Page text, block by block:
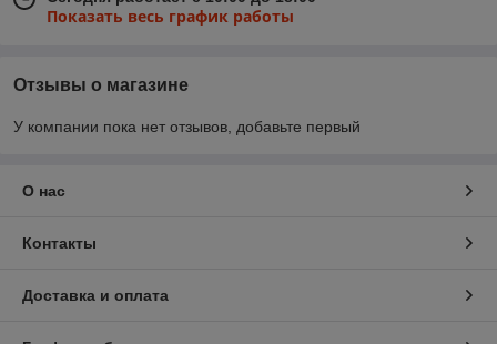
Показать весь график работы
Отзывы о магазине
У компании пока нет отзывов, добавьте первый
О нас
Контакты
Доставка и оплата